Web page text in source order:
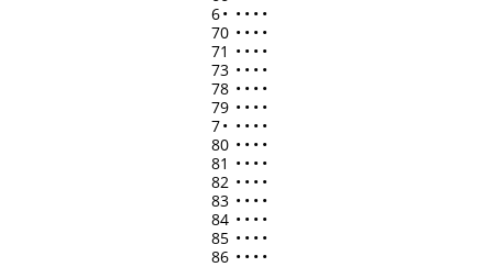
6• • • • •
70 • • • •
71 • • • •
73 • • • •
78 • • • •
79 • • • •
7• • • • •
80 • • • •
81 • • • •
82 • • • •
83 • • • •
84 • • • •
85 • • • •
86 • • • •